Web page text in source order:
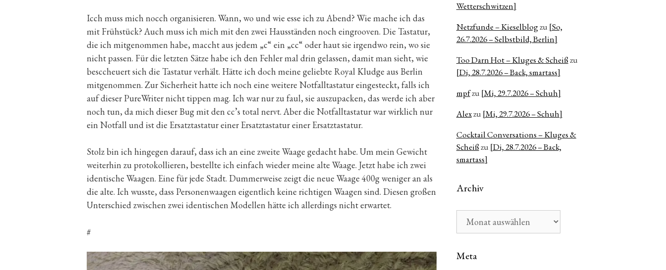
Icch muss mich nocch organisieren. Wann, wo und wie esse ich zu Abend? Wie mache ich das
mit Frühstück? Auch muss ich mich mit den zwei Hausständen noch eingrooven. Die Tastatur,
die ich mitgenommen habe, maccht aus jedem „c“ ein „cc“ oder haut sie irgendwo rein, wo sie
nicht passen. Für die letzten Sätze habe ich den Fehler mal drin gelassen, damit man sieht, wie
besccheuert sich die Tastatur verhält. Hätte ich doch meine geliebte Royal Kludge aus Berlin
mitgenommen. Zur Sicherheit hatte ich noch eine weitere Notfalltastatur eingesteckt, falls ich
auf dieser PureWriter nicht tippen mag. Ich war nur zu faul, sie auszupacken, das werde ich aber
noch tun, da mich dieser Bug mit den cc’s total nervt. Aber die Notfalltastatur war wirklich nur
ein Notfall und ist die Ersatztastatur einer Ersatztastatur einer Ersatztastatur.
Stolz bin ich hingegen darauf, dass ich an eine zweite Waage gedacht habe. Um mein Gewicht
weiterhin zu protokollieren, bestellte ich einfach wieder meine alte Waage. Jetzt habe ich zwei
identische Waagen. Eine für jede Stadt. Dummerweise zeigt die neue Waage 400g weniger an als
die alte. Ich wusste, dass Personenwaagen eigentlich keine richtigen Waagen sind. Diesen großen
Unterschied zwischen zwei identischen Modellen hätte ich allerdings nicht erwartet.
#
Wetterschwitzen]
Netzfunde – Kieselblogzu [So,
26.7.2026 – Selbstbild, Berlin]
Too Darn Hot – Kluges & Scheißzu
[Di, 28.7.2026 – Back, smartass]
mpfzu [Mi, 29.7.2026 – Schuh]
Alexzu [Mi, 29.7.2026 – Schuh]
Cocktail Conversations – Kluges &
Scheißzu [Di, 28.7.2026 – Back,
smartass]
Archiv
Meta